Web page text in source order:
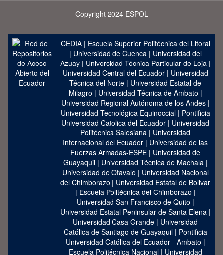
Copyright 2024 ESPOL
CEDIA| Escuela Superior Politécnica del Litoral
| Universidad de Cuenca| Universidad del
Azuay| Universidad Técnica Particular de Loja|
Universidad Central del Ecuador| Universidad
Técnica del Norte | Universidad Estatal de
Milagro | Universidad Técnica de Ambato |
Universidad Regional Autónoma de los Andes|
Universidad Tecnológica Equinoccial| Pontificia
Universidad Catolica del Ecuador | Universidad
Politécnica Salesiana | Universidad
Internacional del Ecuador | Universidad de las
Fuerzas Armadas-ESPE | Universidad de
Guayaquil| Universidad Técnica de Machala|
Universidad de Otavalo | Universidad Nacional
del Chimborazo | Universidad Estatal de Bolivar
| Escuela Politécnica del Chimborazo |
Universidad San Francisco de Quito |
Universidad Estatal Peninsular de Santa Elena|
Universidad Casa Grande | Universidad
Católica de Santiago de Guayaquil| Pontificia
Universidad Católica del Ecuador - Ambato |
Escuela Politécnica Nacional| Universidad